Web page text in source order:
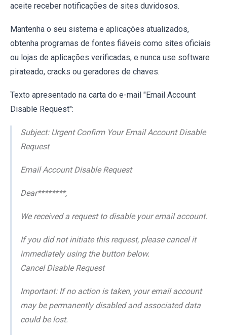
aceite receber notificações de sites duvidosos.
Mantenha o seu sistema e aplicações atualizados,
obtenha programas de fontes fiáveis como sites oficiais
ou lojas de aplicações verificadas, e nunca use software
pirateado, cracks ou geradores de chaves.
Texto apresentado na carta do e-mail "Email Account
Disable Request":
Subject: Urgent Confirm Your Email Account Disable
Request
Email Account Disable Request
Dear********,
We received a request to disable your email account.
If you did not initiate this request, please cancel it
immediately using the button below.
Cancel Disable Request
Important: If no action is taken, your email account
may be permanently disabled and associated data
could be lost.